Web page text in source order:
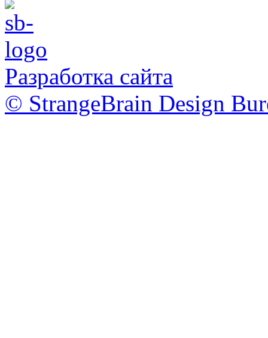
Разработка сайта
© StrangeBrain Design